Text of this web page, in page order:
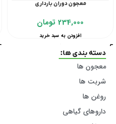
معجون دوران بارداری
234,000 تومان
افزودن به سبد خرید
دسته بندی ها:
معجون ها
شربت ها
روغن ها
داروهای گیاهی